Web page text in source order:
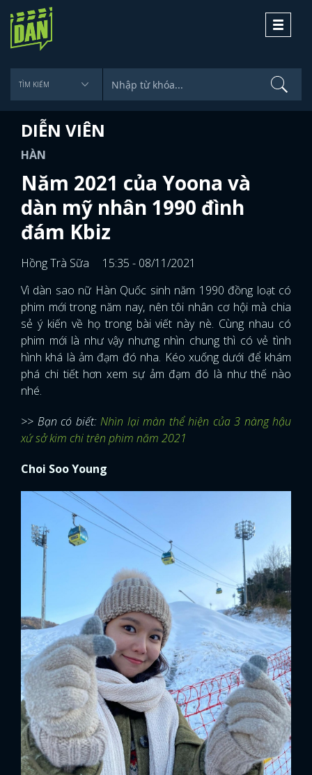
Toggle
DIỄN VIÊN
HÀN
Năm 2021 của Yoona và
dàn mỹ nhân 1990 đình
đám Kbiz
Hồng Trà Sữa
15:35 - 08/11/2021
Vì dàn sao nữ Hàn Quốc sinh năm 1990 đồng loạt có
phim mới trong năm nay, nên tôi nhân cơ hội mà chia
sẻ ý kiến về họ trong bài viết này nè. Cùng nhau có
phim mới là như vậy nhưng nhìn chung thì có vẻ tình
hình khá là ảm đạm đó nha. Kéo xuống dưới để khám
phá chi tiết hơn xem sự ảm đạm đó là như thế nào
nhé.
>> Bạn có biết: Nhìn lại màn thể hiện của 3 nàng hậu
xứ sở kim chi trên phim năm 2021
Choi Soo Young